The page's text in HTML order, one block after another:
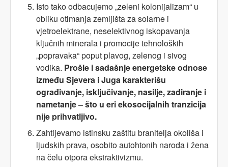
Isto tako odbacujemo „zeleni kolonijalizam“ u
obliku otimanja zemljišta za solarne i
vjetroelektrane, neselektivnog iskopavanja
ključnih minerala i promocije tehnoloških
„popravaka“ poput plavog, zelenog i sivog
vodika. Prošle i sadašnje energetske odnose
između Sjevera i Juga karakterišu
ograđivanje, isključivanje, nasilje, zadiranje i
nametanje – što u eri ekosocijalnih tranzicija
nije prihvatljivo.
Zahtijevamo istinsku zaštitu branitelja okoliša i
ljudskih prava, osobito autohtonih naroda i žena
na čelu otpora ekstraktivizmu.